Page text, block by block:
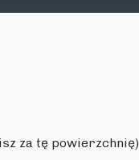
za tę powierzchnię)